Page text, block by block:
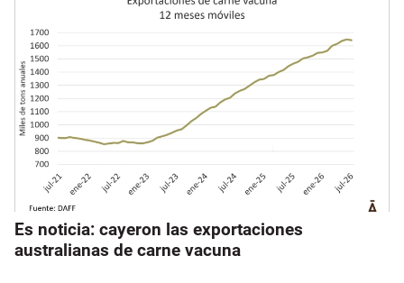
Es noticia: cayeron las exportaciones
australianas de carne vacuna